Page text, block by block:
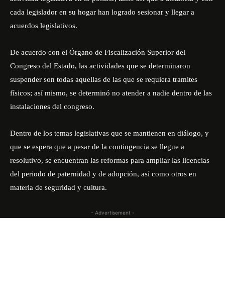
cada legislador en su hogar han logrado sesionar y llegar a
acuerdos legislativos.
De acuerdo con el Órgano de Fiscalización Superior del
Congreso del Estado, las actividades que se determinaron
suspender son todas aquellas de las que se requiera tramites
físicos; así mismo, se determinó no atender a nadie dentro de las
instalaciones del congreso.
Dentro de los temas legislativas que se mantienen en diálogo, y
que se espera que a pesar de la contingencia se llegue a
resolutivo, se encuentran las reformas para ampliar las licencias
del periodo de paternidad y de adopción, así como otros en
materia de seguridad y cultura.
- Advertisement -